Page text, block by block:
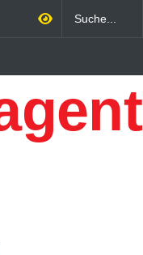
Wirtschaftsfaktor: Wie
Qualitätstourismus
profitieren